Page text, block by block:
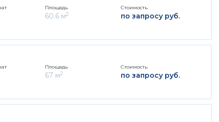
Площадь
60.6 м2
Стоимость
по запросу руб.
Площадь
67 м2
Стоимость
по запросу руб.